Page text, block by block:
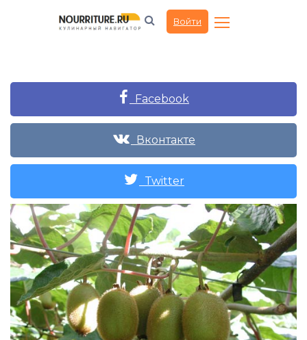
Войти
Facebook
Вконтакте
Twitter